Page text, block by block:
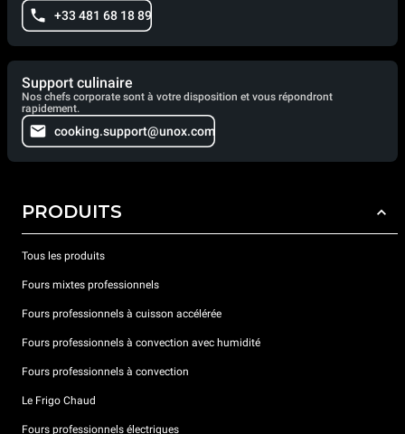
+33 481 68 18 89
Support culinaire
Nos chefs corporate sont à votre disposition et vous répondront
rapidement.
cooking.support@unox.com
PRODUITS
Tous les produits
Fours mixtes professionnels
Fours professionnels à cuisson accélérée
Fours professionnels à convection avec humidité
Fours professionnels à convection
Le Frigo Chaud
Fours professionnels électriques